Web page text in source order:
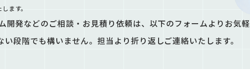
ます。
開発などのご相談・お見積り依頼は、以下のフォームよりお気軽
段階でも構いません。担当より折り返しご連絡いたします。